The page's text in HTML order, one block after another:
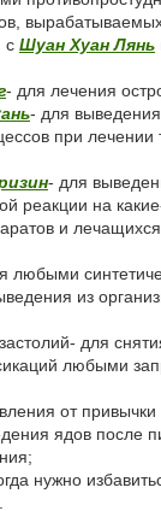
с Шуан Хуан Лянь
- для лечения
- для
при лечении
- для
реакции на
и
любыми
из
для
любыми
от привычки
ядов после
нужно